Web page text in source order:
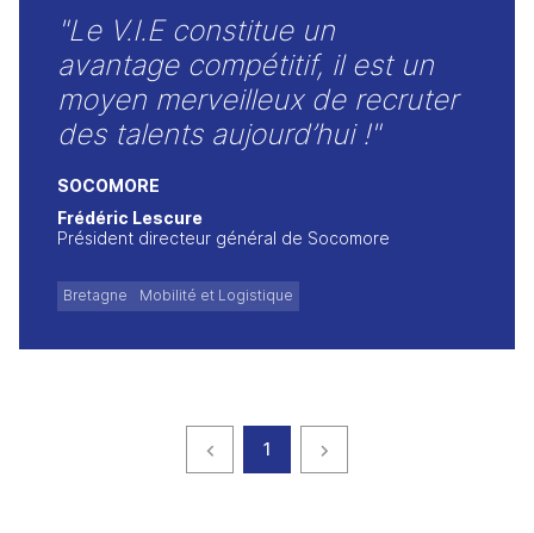
"Le V.I.E constitue un
avantage compétitif, il est un
moyen merveilleux de recruter
des talents aujourd’hui !"
SOCOMORE
Frédéric Lescure
Président directeur général de Socomore
Bretagne Mobilité et Logistique
Page précédente
page
1